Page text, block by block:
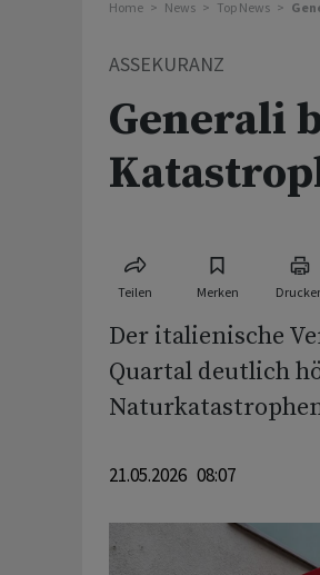
Home News Top News
ASSEKURANZ
Generali
Teilen Merken
Der italienische
Quartal deutlich
21.05.2026 08:07